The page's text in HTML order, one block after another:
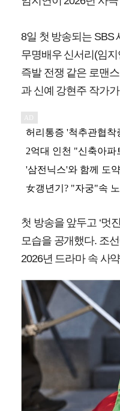
8일 첫 방송되는 SBS
무명배우 신서리(임
즉발 전쟁 같은 로맨
과 신예 강현주 작가
첫 방송을 앞두고 ‘멋
모습을 공개했다. 조
2026년 드라마 속 사